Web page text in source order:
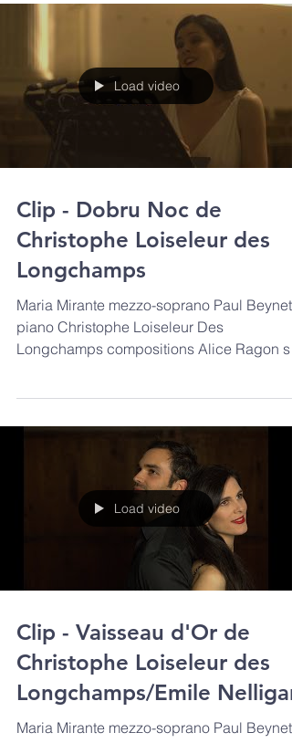
Load video
Clip - Dobru Noc de
Christophe Loiseleur des
Longchamps
Maria Mirante mezzo-soprano Paul Beynet
piano Christophe Loiseleur Des
Load video
Clip - Vaisseau d'Or de
Christophe Loiseleur des
Longchamps/Emile Nelligan